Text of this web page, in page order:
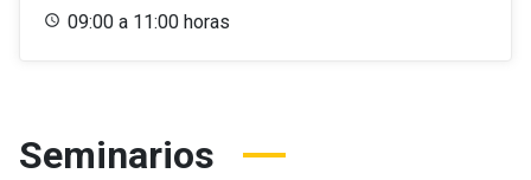
09:00 a 11:00 horas
Seminarios